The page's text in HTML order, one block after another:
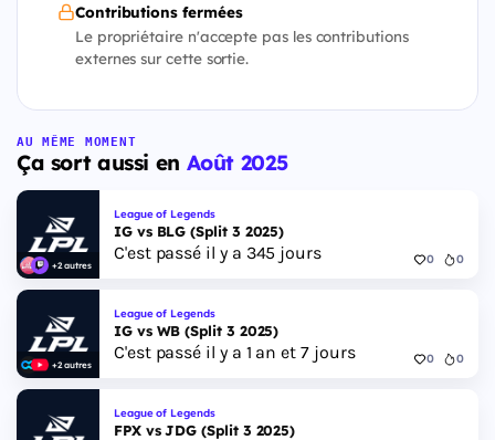
Contributions fermées
Le propriétaire n'accepte pas les contributions
externes sur cette sortie.
AU MÊME MOMENT
Ça sort aussi en Août 2025
+2 autres
League of Legends
IG vs BLG (Split 3 2025)
C'est passé il y a 345 jours 0 0
+2 autres
League of Legends
IG vs WB (Split 3 2025)
C'est passé il y a 1 an et 7 jours 0 0
League of Legends
FPX vs JDG (Split 3 2025)